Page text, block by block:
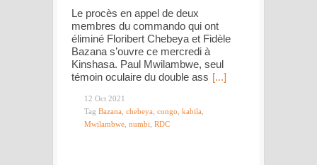
Le procès en appel de deux
membres du commando qui ont
éliminé Floribert Chebeya et Fidèle
Bazana s’ouvre ce mercredi à
Kinshasa. Paul Mwilambwe, seul
témoin oculaire du double ass [...]
12 Oct 2021
Tag Bazana chebeya congo kabila
Mwilambwe numbi RDC